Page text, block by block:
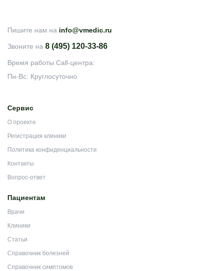
Сервис
О проекте
Регистрация клиники
Политика конфиденциальности
Контакты
Вопрос-ответ
Пациентам
Врачи
Клиники
Статьи
Справочник болезней
Справочник симптомов
Пишите нам на info@vmedic.ru
Звоните на 8 (495) 120-33-86
Время работы Call-центра:
Пн-Вс: Круглосуточно